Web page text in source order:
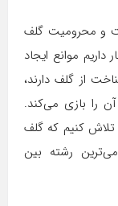
و محرومیت گلف
داریم موانع ایجاد
از گلف دارند،
را بازی می‌کند.
تلاش کنیم که گلف
رشته بین